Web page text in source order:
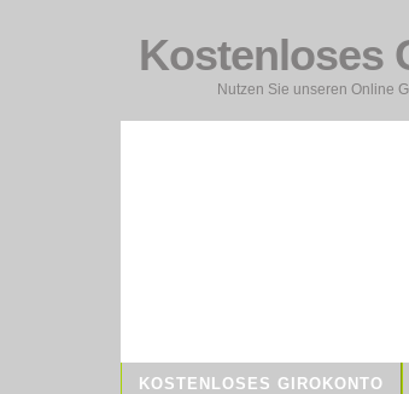
Kostenloses
Nutzen Sie unseren Online
KOSTENLOSES GIROKONTO